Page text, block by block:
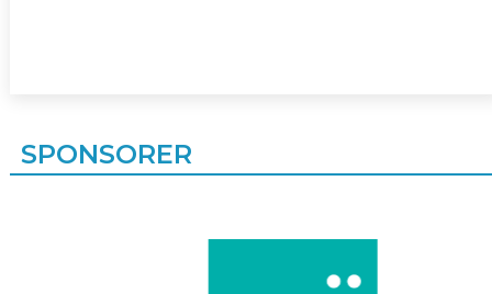
SPONSORER